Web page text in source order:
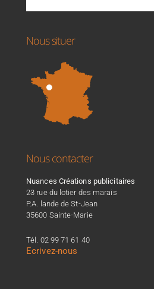
Nous situer
Nous contacter
Nuances Créations publicitaires
23 rue du lotier des marais
P.A. lande de St-Jean
35600 Sainte-Marie
Tél. 02 99 71 61 40
Ecrivez-nous